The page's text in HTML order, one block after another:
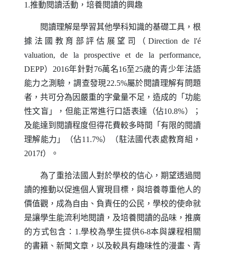
1.推動閱讀活動，培養閱讀的興趣
閱讀理解是學習其他學科知識的基礎工具，根
據法國教育部評估展望司（ Direction de l'é
valuation,de la prospective et de la performance,
DEPP）2016年針對76萬名16至25歲的青少年法語
能力之測驗，調查發現22.5%屬於閱讀理解有問題
者，共可分為因嚴重的字彙量不足，造成的「功能
性文盲」，但能正常進行口語表達（佔10.8%）；
及能達到閱讀程度但得花費較多時間「有限的閱讀
理解能力」（佔11.7%）（駐法國代表處教育組，
2017f）。
為了重拾法國人對於學校的信心，期望透過閱
讀的推動以促進個人實現目標，與培養尊重他人的
價值觀，成為自由、負責任的公民，學校的使命就
是讓學生能流利地閱讀，及培養閱讀的品味，推廣
的方式包含：1.學校為學生提供6-8本與課程相關
的書籍、新聞文章，以及較具有趣味性的漫畫、青